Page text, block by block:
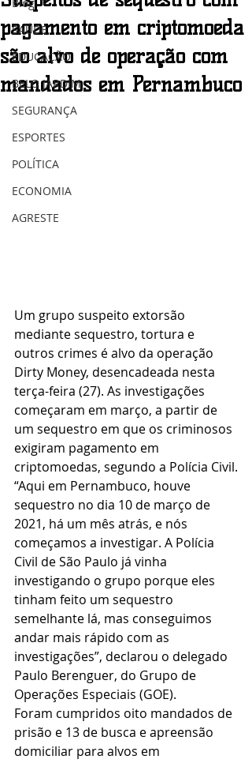
SAÚDE
EDUCAÇÃO
BELO JARDIM
SEGURANÇA
ESPORTES
POLÍTICA
ECONOMIA
AGRESTE
pagamento em criptomoeda
são alvo de operação com
mandados em Pernambuco
Um grupo suspeito extorsão
mediante sequestro, tortura e
outros crimes é alvo da operação
Dirty Money, desencadeada nesta
terça-feira (27). As investigações
começaram em março, a partir de
um sequestro em que os criminosos
exigiram pagamento em
criptomoedas, segundo a Polícia Civil.
“Aqui em Pernambuco, houve
sequestro no dia 10 de março de
2021, há um mês atrás, e nós
começamos a investigar. A Polícia
Civil de São Paulo já vinha
investigando o grupo porque eles
tinham feito um sequestro
semelhante lá, mas conseguimos
andar mais rápido com as
investigações”, declarou o delegado
Paulo Berenguer, do Grupo de
Operações Especiais (GOE).
Foram cumpridos oito mandados de
prisão e 13 de busca e apreensão
domiciliar para alvos em